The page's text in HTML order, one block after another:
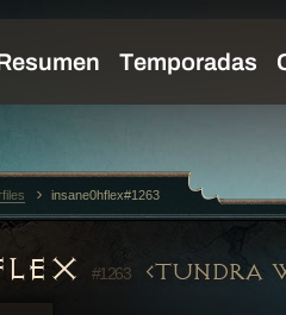
#1263 TUNDRA
insane0hflex#1263